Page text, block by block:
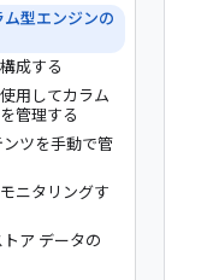
ム型エンジンの
成する
用してカラム
管理する
ツを手動で管
ニタリングす
ア データの